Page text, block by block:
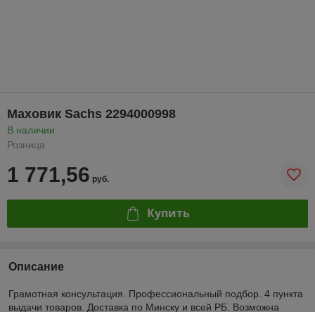
Маховик Sachs 2294000998
В наличии
Розница
1 771,56 руб.
Купить
Описание
Грамотная консультация. Профессиональный подбор. 4 пункта
выдачи товаров. Доставка по Минску и всей РБ. Возможна